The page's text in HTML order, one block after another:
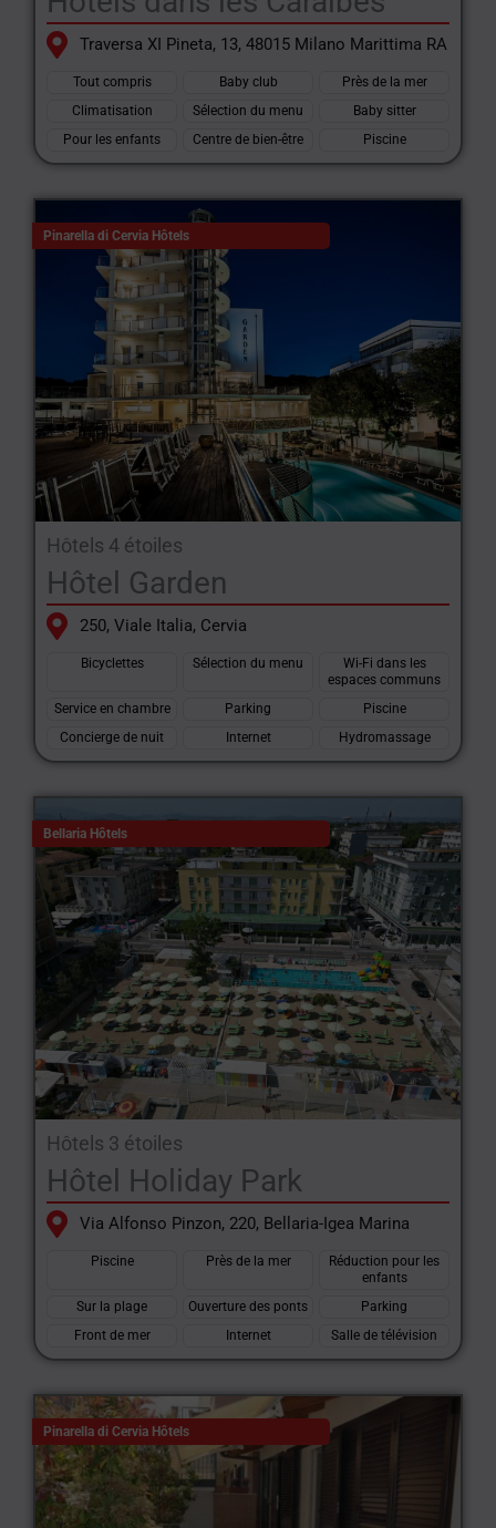
Traversa XI Pineta, 13, 48015 Milano Marittima RA
Tout compris Baby club
Près de la mer
Climatisation
Sélection du menu
Baby sitter
Pour les enfants
Centre de bien-être Piscine
Pinarella di Cervia Hôtels
Hôtels 4 étoiles
Hôtel Garden
250, Viale Italia, Cervia
Bicyclettes Sélection du menu
Wi-Fi dans les
espaces communs
Service en chambre
Parking
Piscine
Concierge de nuit
Internet Hydromassage
Bellaria Hôtels
Hôtels 3 étoiles
Hôtel Holiday Park
Via Alfonso Pinzon, 220, Bellaria-Igea Marina
Piscine Près de la mer
Réduction pour les
enfants
Sur la plage
Ouverture des ponts
Parking
Front de mer
Internet Salle de télévision
Pinarella di Cervia Hôtels